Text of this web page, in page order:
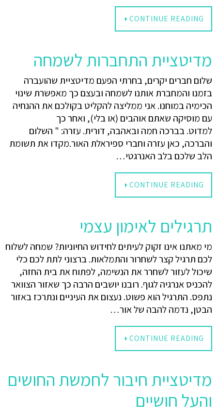
CONTINUE READING
מדיטציית התחברות לשמחה
שלום חברים יקרים, בחרתי הפעם מדיטציית שהועברה
בזמנו והמחברת אותנו לשמחה ובעצם כך מאפשרת שינוי
הכימיה במוחנו. אני ממליצה להקליט בקולכם את ההנחיה
עם מוסיקה שאתם אוהבים (או בלי), ואחר כך
למדוט. בברכה חמה ובאהבה, דורית. עזרה: " השלום
והברכה, כאן עזרה וחברי ספיראלת האור.מקדו את תשומת
הלב שלכם בלב האנרגטי…
CONTINUE READING
תרגילים לאימון עצמי
מי מאתנו אינו זקוק לעיתים לחידוש החיוניות? שמחה לשלוח
לכם תרגיל קצר לשחרור והתמלאות. ברצוני לתת לכם כלי
שיכול לעזור לשחרר את הנשימה, לפתוח את בית החזה,
להכניס אנרגיה לגוף. רובנו יושבים הרבה כך שאזור הצוואר
נתפס. התרגיל הוא פשוט. נעצום את העיניים ונתרכז באזור
הבטן, נדמה להבה של אור…
CONTINUE READING
מדיטציית חיבור לחמשת החושים
והעל חושיים